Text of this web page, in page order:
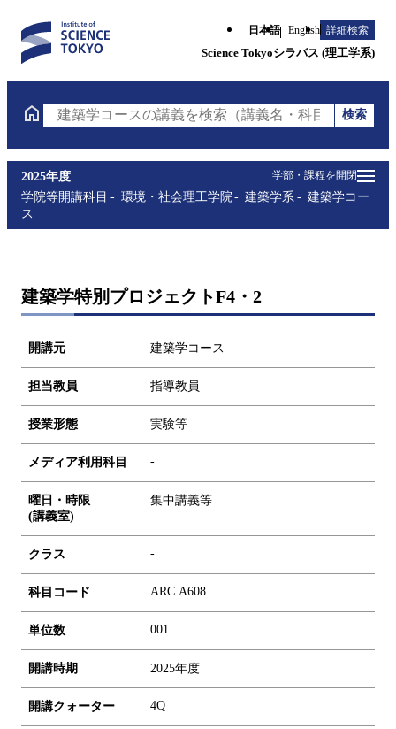
日本語 English 詳細検索
Science Tokyoシラバス (理工学系)
建築学コースの講義を検索（講義名・科目コード・担
検索
学部・課程を開閉
2025年度
学院等開講科目
環境・社会理工学院 建築学系
建築学コー
ス
建築学特別プロジェクトF4・2
開講元 建築学コース
担当教員 指導教員
授業形態 実験等
メディア利用科目 -
曜日・時限
(講義室)
集中講義等
クラス -
科目コード ARC.A608
単位数 001
開講時期 2025年度
開講クォーター 4Q